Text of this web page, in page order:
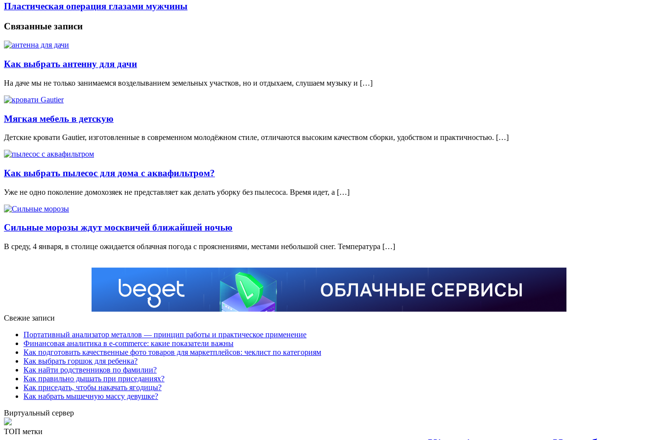
Пластическая операция глазами мужчины
Связанные записи
Как выбрать антенну для дачи
На даче мы не только занимаемся возделыванием земельных участков, но и отдыхаем, слушаем музыку и […]
Мягкая мебель в детскую
Детские кровати Gautier, изготовленные в современном молодёжном стиле, отличаются высоким качеством сборки, удобством и практичностью. […]
Как выбрать пылесос для дома с аквафильтром?
Уже не одно поколение домохозяек не представляет как делать уборку без пылесоса. Время идет, а […]
Сильные морозы ждут москвичей ближайшей ночью
В среду, 4 января, в столице ожидается облачная погода с прояснениями, местами небольшой снег. Температура […]
Свежие записи
Портативный анализатор металлов — принцип работы и практическое применение
Финансовая аналитика в e-commerce: какие показатели важны
Как подготовить качественные фото товаров для маркетплейсов: чеклист по категориям
Как выбрать горшок для ребенка?
Как найти родственников по фамилии?
Как правильно дышать при приседаниях?
Как приседать, чтобы накачать ягодицы?
Как набрать мышечную массу девушке?
Виртуальный сервер
ТОП метки